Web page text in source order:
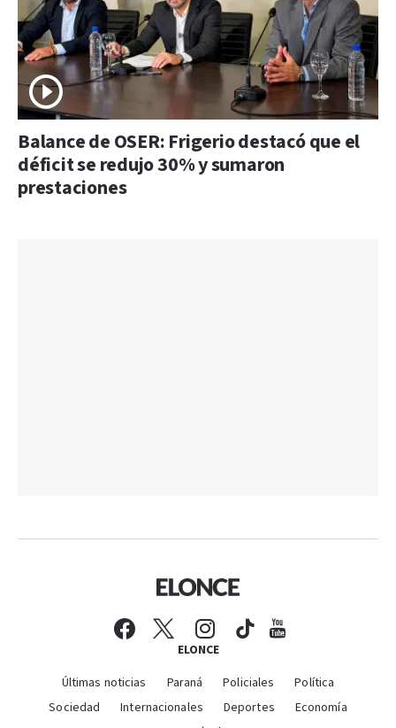
Balance de OSER: Frigerio destacó que el
déficit se redujo 30% y sumaron
prestaciones
ELONCE
Últimas noticias Paraná Policiales
Política
Sociedad
Internacionales Deportes
Economía